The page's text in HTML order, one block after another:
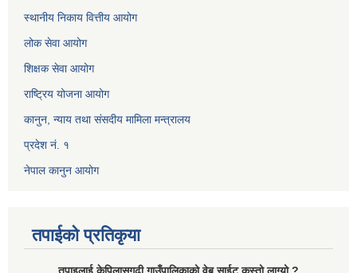
स्थानीय निकाय वित्तीय आयोग
लोक सेवा आयोग
शिक्षक सेवा आयोग
राष्ट्रिय योजना आयोग
कानुन, न्याय तथा संसदीय मामिला मन्त्रालय
प्रदेश नं. १
नेपाल कानुन आयोग
तपाईको प्रतिकृया